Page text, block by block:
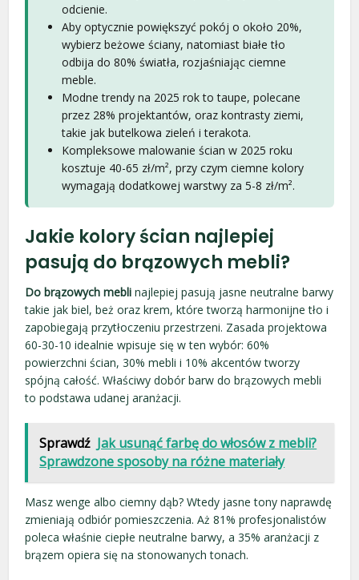
odcienie.
Aby optycznie powiększyć pokój o około 20%,
wybierz beżowe ściany, natomiast białe tło
odbija do 80% światła, rozjaśniając ciemne
meble.
Modne trendy na 2025 rok to taupe, polecane
przez 28% projektantów, oraz kontrasty ziemi,
takie jak butelkowa zieleń i terakota.
Kompleksowe malowanie ścian w 2025 roku
kosztuje 40-65 zł/m², przy czym ciemne kolory
wymagają dodatkowej warstwy za 5-8 zł/m².
Jakie kolory ścian najlepiej
pasują do brązowych mebli?
Do brązowych mebli najlepiej pasują jasne neutralne barwy
takie jak biel, beż oraz krem, które tworzą harmonijne tło i
zapobiegają przytłoczeniu przestrzeni. Zasada projektowa
60-30-10 idealnie wpisuje się w ten wybór: 60%
powierzchni ścian, 30% mebli i 10% akcentów tworzy
spójną całość. Właściwy dobór barw do brązowych mebli
to podstawa udanej aranżacji.
Sprawdź Jak usunąć farbę do włosów z mebli?
Sprawdzone sposoby na różne materiały
Masz wenge albo ciemny dąb? Wtedy jasne tony naprawdę
zmieniają odbiór pomieszczenia. Aż 81% profesjonalistów
poleca właśnie ciepłe neutralne barwy, a 35% aranżacji z
brązem opiera się na stonowanych tonach.